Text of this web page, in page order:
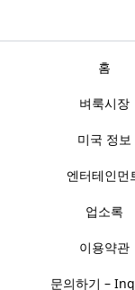
홈
벼룩시장
미국 정보
엔터테인먼
업소록
이용약관
문의하기 –